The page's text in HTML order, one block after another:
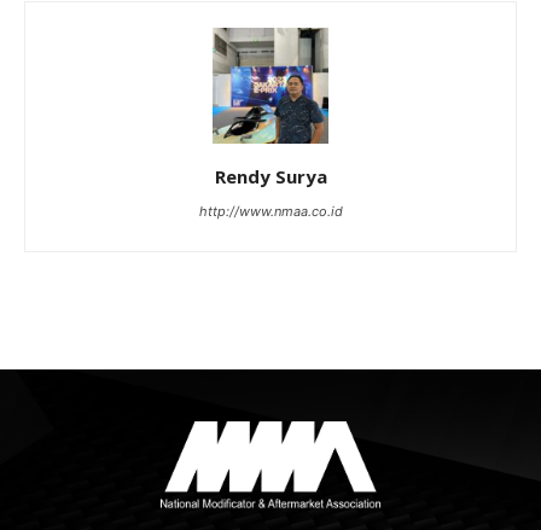
Rendy Surya
http://www.nmaa.co.id